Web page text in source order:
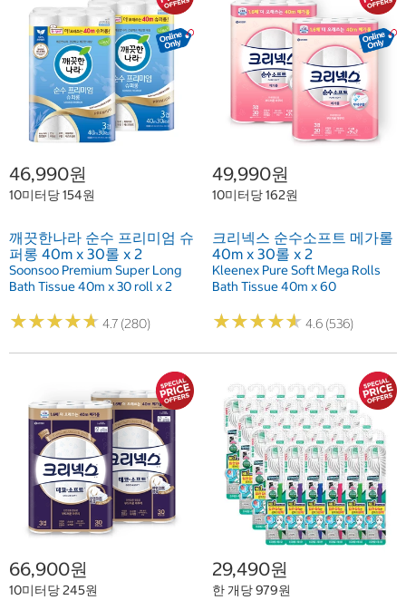
46,990원
10미터당 154원
깨끗한나라 순수 프리미엄 슈
퍼롱 40m x 30롤 x 2
Soonsoo Premium Super Long
Bath Tissue 40m x 30 roll x 2
★★★★★
★★★★★ 4.7 (280)
49,990원
10미터당 162원
크리넥스 순수소프트 메가롤
40m x 30롤 x 2
Kleenex Pure Soft Mega Rolls
Bath Tissue 40m x 60
★★★★★
★★★★★ 4.6 (536)
66,900원
10미터당 245원
29,490원
한 개당 979원